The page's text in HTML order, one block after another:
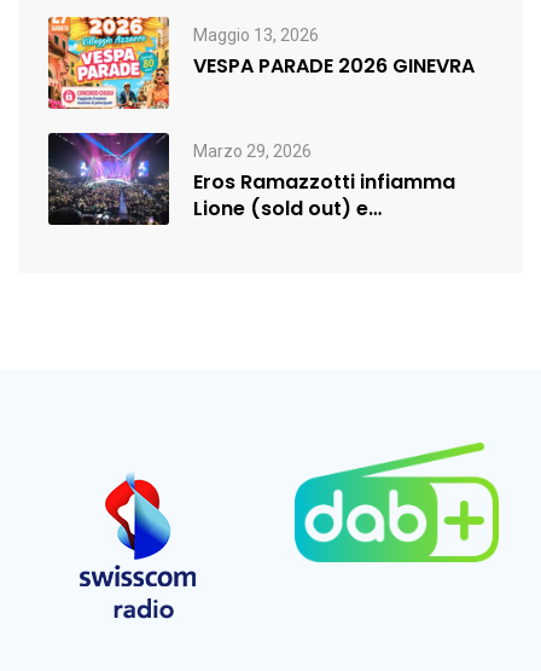
Maggio 13, 2026
VESPA PARADE 2026 GINEVRA
Marzo 29, 2026
Eros Ramazzotti infiamma
Lione (sold out) e